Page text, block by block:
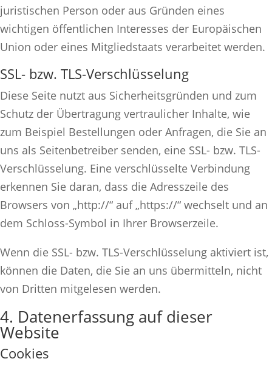
juristischen Person oder aus Gründen eines
wichtigen öffentlichen Interesses der Europäischen
Union oder eines Mitgliedstaats verarbeitet werden.
SSL- bzw. TLS-Verschlüsselung
Diese Seite nutzt aus Sicherheitsgründen und zum
Schutz der Übertragung vertraulicher Inhalte, wie
zum Beispiel Bestellungen oder Anfragen, die Sie an
uns als Seitenbetreiber senden, eine SSL- bzw. TLS-
Verschlüsselung. Eine verschlüsselte Verbindung
erkennen Sie daran, dass die Adresszeile des
Browsers von „http://“ auf „https://“ wechselt und an
dem Schloss-Symbol in Ihrer Browserzeile.
Wenn die SSL- bzw. TLS-Verschlüsselung aktiviert ist,
können die Daten, die Sie an uns übermitteln, nicht
von Dritten mitgelesen werden.
4. Datenerfassung auf dieser
Website
Cookies